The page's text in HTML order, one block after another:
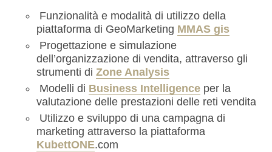
Funzionalità e modalità di utilizzo della
piattaforma di GeoMarketing MMAS gis
Progettazione e simulazione
dell’organizzazione di vendita, attraverso gli
strumenti di Zone Analysis
Modelli di Business Intelligence per la
valutazione delle prestazioni delle reti vendita
Utilizzo e sviluppo di una campagna di
marketing attraverso la piattaforma
KubettONE.com